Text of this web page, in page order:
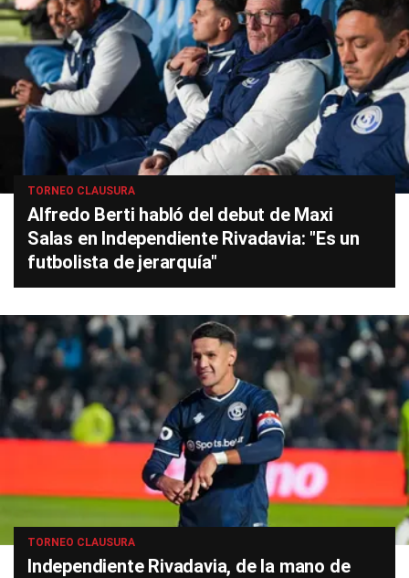
TORNEO CLAUSURA
Alfredo Berti habló del debut de Maxi
Salas en Independiente Rivadavia: "Es un
futbolista de jerarquía"
TORNEO CLAUSURA
Independiente Rivadavia, de la mano de